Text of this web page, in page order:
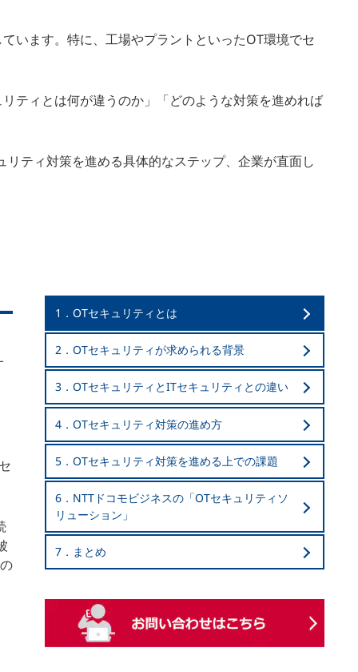
います。特に、工場やプラントといったOT環境でセ
ティとは何が違うのか」「どのような対策を進めれば
ティ対策を進める具体的なステップ、企業が直面し
1．OTセキュリティとは
2．OTセキュリティが求められる背景
3．OTセキュリティとITセキュリティとの違い
4．OTセキュリティ対策の進め方
5．OTセキュリティ対策を進める上での課題
6．NTTドコモビジネスの「OTセキュリティソ
リューション」
7．まとめ